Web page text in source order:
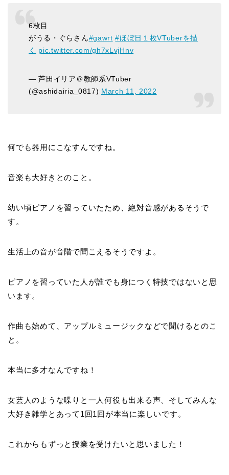
6枚目
がうる・ぐらさん#gawrt #ほぼ日１枚VTuberを描
く
pic.twitter.com/gh7xLvjHnv
— 芦田イリア＠教師系VTuber
(@ashidairia_0817) March 11, 2022
何でも器用にこなすんですね。
音楽も大好きとのこと。
幼い頃ピアノを習っていたため、絶対音感があるそうで
す。
生活上の音が音階で聞こえるそうですよ。
ピアノを習っていた人が誰でも身につく特技ではないと思
います。
作曲も始めて、アップルミュージックなどで聞けるとのこ
と。
本当に多才なんですね！
女芸人のような喋りと一人何役も出来る声、そしてみんな
大好き雑学とあって1回1回が本当に楽しいです。
これからもずっと授業を受けたいと思いました！